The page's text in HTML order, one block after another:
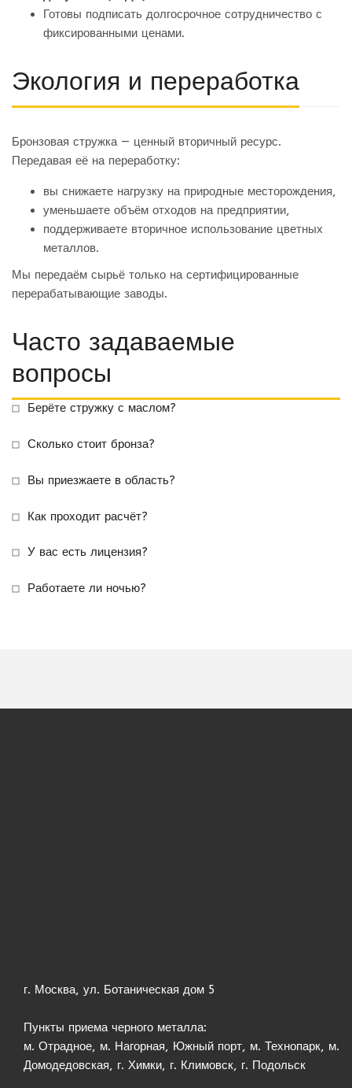
Готовы подписать долгосрочное сотрудничество с
фиксированными ценами.
Экология и переработка
Бронзовая стружка — ценный вторичный ресурс.
Передавая её на переработку:
вы снижаете нагрузку на природные месторождения,
уменьшаете объём отходов на предприятии,
поддерживаете вторичное использование цветных
металлов.
Мы передаём сырьё только на сертифицированные
перерабатывающие заводы.
Часто задаваемые
вопросы
Берёте стружку с маслом?
Сколько стоит бронза?
Вы приезжаете в область?
Как проходит расчёт?
У вас есть лицензия?
Работаете ли ночью?
г. Москва, ул. Ботаническая дом 5
Пункты приема черного металла:
м. Отрадное, м. Нагорная, Южный порт, м. Технопарк, м.
Домодедовская, г. Химки, г. Климовск, г. Подольск